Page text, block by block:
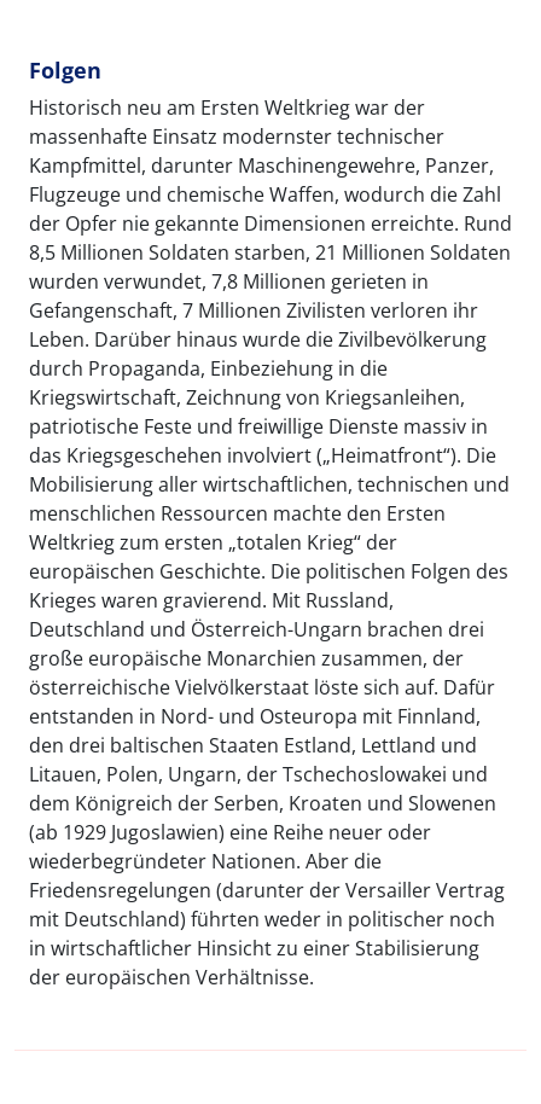
Folgen
Historisch neu am Ersten Weltkrieg war der
massenhafte Einsatz modernster technischer
Kampfmittel, darunter Maschinengewehre, Panzer,
Flugzeuge und chemische Waffen, wodurch die Zahl
der Opfer nie gekannte Dimensionen erreichte. Rund
8,5 Millionen Soldaten starben, 21 Millionen Soldaten
wurden verwundet, 7,8 Millionen gerieten in
Gefangenschaft, 7 Millionen Zivilisten verloren ihr
Leben. Darüber hinaus wurde die Zivilbevölkerung
durch Propaganda, Einbeziehung in die
Kriegswirtschaft, Zeichnung von Kriegsanleihen,
patriotische Feste und freiwillige Dienste massiv in
das Kriegsgeschehen involviert („Heimatfront“). Die
Mobilisierung aller wirtschaftlichen, technischen und
menschlichen Ressourcen machte den Ersten
Weltkrieg zum ersten „totalen Krieg“ der
europäischen Geschichte. Die politischen Folgen des
Krieges waren gravierend. Mit Russland,
Deutschland und Österreich-Ungarn brachen drei
große europäische Monarchien zusammen, der
österreichische Vielvölkerstaat löste sich auf. Dafür
entstanden in Nord- und Osteuropa mit Finnland,
den drei baltischen Staaten Estland, Lettland und
Litauen, Polen, Ungarn, der Tschechoslowakei und
dem Königreich der Serben, Kroaten und Slowenen
(ab 1929 Jugoslawien) eine Reihe neuer oder
wiederbegründeter Nationen. Aber die
Friedensregelungen (darunter der Versailler Vertrag
mit Deutschland) führten weder in politischer noch
in wirtschaftlicher Hinsicht zu einer Stabilisierung
der europäischen Verhältnisse.